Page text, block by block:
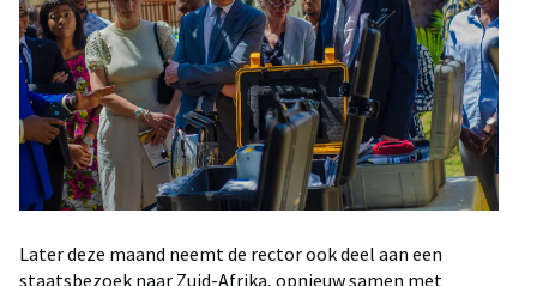
Later deze maand neemt de rector ook deel aan een
staatsbezoek naar Zuid-Afrika, opnieuw samen met